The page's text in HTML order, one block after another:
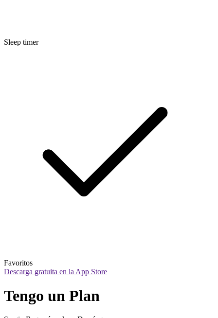
Sleep timer
Favoritos
Descarga gratuita en la App Store
Tengo un Plan